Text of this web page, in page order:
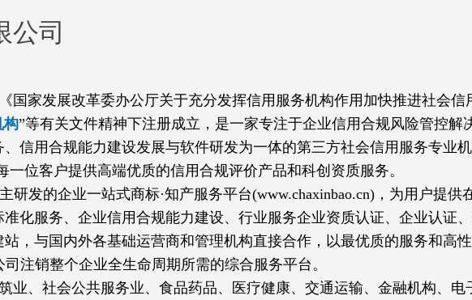
公司
国家发展改革委办公厅关于充分发挥信用服务机构作用加快推进社会
构”等有关文件精神下注册成立，是一家专注于企业信用合规风险管控解
信用合规能力建设发展与软件研发为一体的第三方社会信用服务专业
一位客户提供高端优质的信用合规评价产品和科创资质服务。
发的企业一站式商标·知产服务平台(www.chaxinbao.cn)，为用户提供
化服务、 企业信用合规能力建设、 行业服务企业资质认证、 企业认证、
，与国内外各基础运营商和管理机构直接合作，以最优质的服务和高
注销整个企业全生命周期所需的综合服务平台。
业、社会公共服务业、食品药品、医疗健康、交通运输、金融机构、